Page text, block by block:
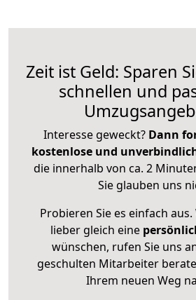
Zeit ist Geld: Sparen
schnellen und
Interesse geweckt? Dann
kostenlose und
die innerhalb von ca. 2
Sie glauben uns
Probieren Sie es einfach aus.
lieber gleich eine
wünschen, rufen Sie uns
geschulten Mitarbeiter
Ihrem neuen Weg